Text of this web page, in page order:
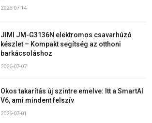
2026-07-14
JIMI JM-G3136N elektromos csavarhúzó
készlet – Kompakt segítség az otthoni
barkácsoláshoz
2026-07-07
Okos takarítás új szintre emelve: Itt a SmartAI
V6, ami mindent felszív
2026-07-01